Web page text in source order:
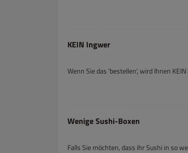
KEIN Ingwer
Wenn Sie das 'bestellen', wird Ihnen
Wenige Sushi-Boxen
Falls Sie möchten, dass ihr Sushi in so